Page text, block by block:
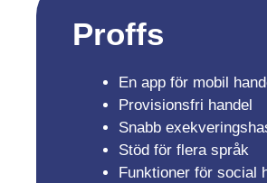
Proffs
En app för mobil
Provisionsfri handel
Snabb
Stöd för flera språk
Funktioner för social